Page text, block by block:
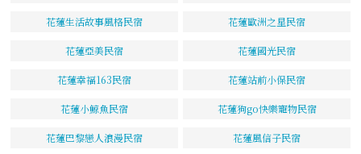
花蓮生活故事風格民宿 花蓮歐洲之星民宿
花蓮亞美民宿 花蓮國光民宿
花蓮幸福163民宿 花蓮站前小保民宿
花蓮小鯨魚民宿 花蓮狗go快樂寵物民宿
花蓮巴黎戀人浪漫民宿 花蓮風信子民宿